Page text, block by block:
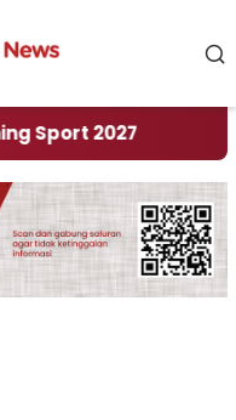
2027